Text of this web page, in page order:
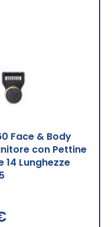
Face & Body
con Pettine
14 Lunghezze